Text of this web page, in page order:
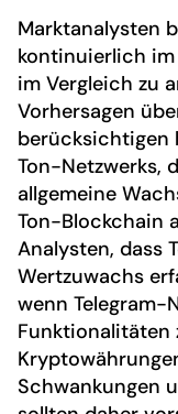
Marktanalysten
kontinuierlich
im Vergleich zu
Vorhersagen
berücksichtigen
Ton-Netzwerks,
allgemeine
Ton-Blockchain
Analysten, dass
Wertzuwachs
wenn Telegram-
Funktionalitäten
Schwankungen